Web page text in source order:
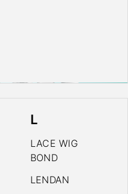
L
LACE WIG
BOND
LENDAN